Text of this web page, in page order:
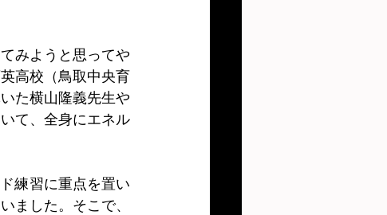
みようと思ってや
高校（鳥取中央育
た横山隆義先生や
て、全身にエネル
ました。そこで、